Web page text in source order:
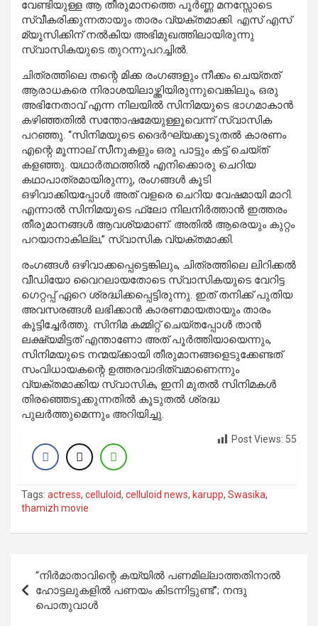
വേണ്ടിയുള്ള ആ തീരുമാനത്തെ പൂർണ്ണ മനസ്സോടെ
സ്വീകരിക്കുന്നതായും താരം വ്യക്തമാക്കി. എസ് എസ്
മ്യൂസിക്കിന് നൽകിയ അഭിമുഖത്തിലായിരുന്നു
സ്വാസികയുടെ തുറന്നുപറച്ചിൽ.
ചിത്രത്തിലെ തന്റെ മിക്ക രംഗങ്ങളും നീക്കം ചെയ്തത്
ആരാധകരെ നിരാശയിലാഴ്ത്തിയിരുന്നുവെങ്കിലും, ഒരു
അഭിനേതാവ് എന്ന നിലയിൽ സിനിമയുടെ ഭാഗമാകാൻ
കഴിഞ്ഞതിൽ സന്തോഷമേയുള്ളൂവെന്ന് സ്വാസിക
പറഞ്ഞു. “സിനിമയുടെ ദൈർഘ്യക്കൂടുതൽ കാരണം
എന്റെ മൂന്നാല് സീനുകളും ഒരു പാട്ടും കട്ട് ചെയ്ത്
കളഞ്ഞു. യഥാർത്ഥത്തിൽ എനിക്കൊരു ചെറിയ
കഥാപാത്രമായിരുന്നു, രംഗങ്ങൾ കൂടി
ഒഴിവാക്കിയപ്പോൾ അത് വളരെ ചെറിയ വേഷമായി മാറി.
എന്നാൽ സിനിമയുടെ ഫ്ലോ നിലനിർത്താൻ ഇത്തരം
തീരുമാനങ്ങൾ ആവശ്യമാണ്. അതിൽ ആരെയും കുറ്റം
പറയാനാകില്ല,” സ്വാസിക വ്യക്തമാക്കി.
രംഗങ്ങൾ ഒഴിവാക്കപ്പെട്ടെങ്കിലും, ചിത്രത്തിലെ ലിറിക്കൽ
വീഡിയോ വൈറലായതോടെ സ്വാസികയുടെ വേറിട്ട
ഗെറ്റപ്പ് ഏറെ ശ്രദ്ധിക്കപ്പെട്ടിരുന്നു. ഇത് തനിക്ക് പുതിയ
അവസരങ്ങൾ ലഭിക്കാൻ കാരണമായതായും താരം
കൂട്ടിച്ചേർത്തു. സിനിമ കമ്മിറ്റ് ചെയ്തപ്പോൾ താൻ
ലക്ഷ്യമിട്ടത് എന്താണോ അത് പൂർത്തിയായെന്നും,
സിനിമയുടെ നന്മയ്ക്കായി തീരുമാനങ്ങളെടുക്കേണ്ടത്
സംവിധായകന്റെ ഉത്തരവാദിത്വമാണെന്നും
വ്യക്തമാക്കിയ സ്വാസിക, ഇനി മുതൽ സിനിമകൾ
തിരഞ്ഞെടുക്കുന്നതിൽ കൂടുതൽ ശ്രദ്ധ
പുലർത്തുമെന്നും അറിയിച്ചു.
Post Views: 55
Tags: actress, celluloid, celluloid news, karupp, Swasika,
thamizh movie
navigation
“നിർമാതാവിന്റെ കയ്യിൽ പണമില്ലാത്തതിനാൽ
ഹോട്ടലുകളിൽ പണയം കിടന്നിട്ടുണ്ട്”; നന്ദു
പൊതുവാൾ